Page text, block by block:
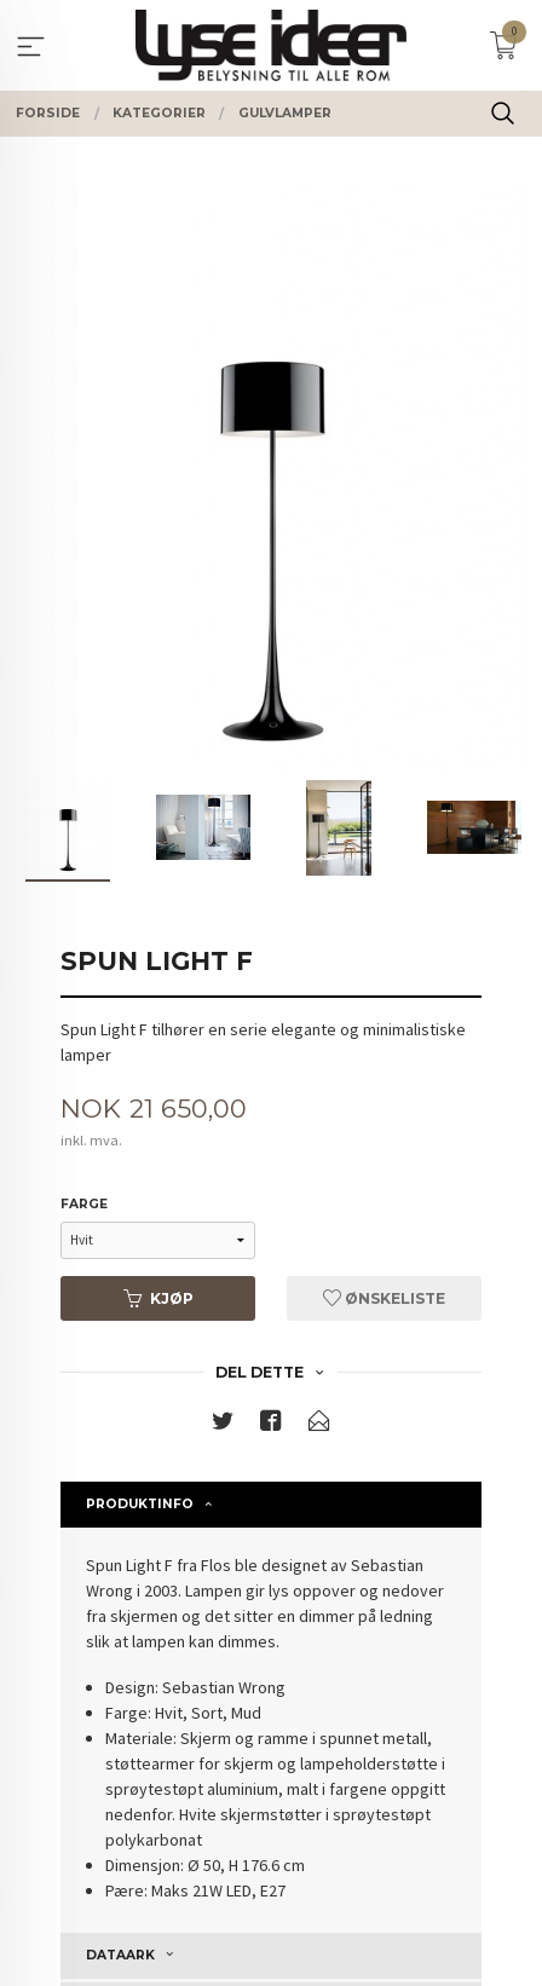
innholdet
0
FORSIDE KATEGORIER GULVLAMPER
SPUN LIGHT F
Spun Light F tilhører en serie elegante og minimalistiske
lamper
Pris
NOK 21 650,00
inkl. mva.
FARGE
KJØP ØNSKELISTE
DEL DETTE
PRODUKTINFO
Spun Light F fra Flos ble designet av Sebastian
Wrong i 2003. Lampen gir lys oppover og nedover
fra skjermen og det sitter en dimmer på ledning
slik at lampen kan dimmes.
Design: Sebastian Wrong
Farge: Hvit, Sort, Mud
Materiale: Skjerm og ramme i spunnet metall,
støttearmer for skjerm og lampeholderstøtte i
sprøytestøpt aluminium, malt i fargene oppgitt
nedenfor. Hvite skjermstøtter i sprøytestøpt
polykarbonat
Dimensjon: Ø 50, H 176.6 cm
Pære: Maks 21W LED, E27
DATAARK